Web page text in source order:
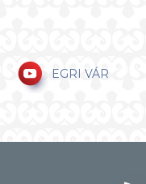
EGRI VÁR